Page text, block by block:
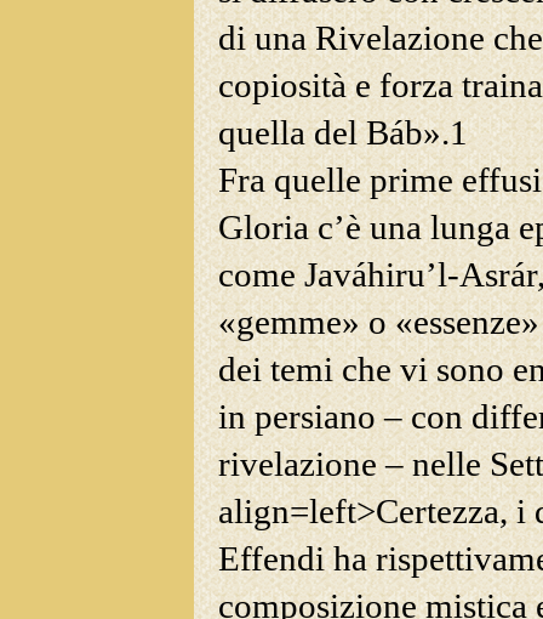
di una Rivelazione
copiosità e forza
quella del Báb».1
Fra quelle prime
Gloria c’èuna lunga
come Javáhiru’l-
«gemme» o
dei temi che vi sono
in persiano – con
rivelazione – nelle
align=left>Certezza, i
Effendi ha
composizione mistica